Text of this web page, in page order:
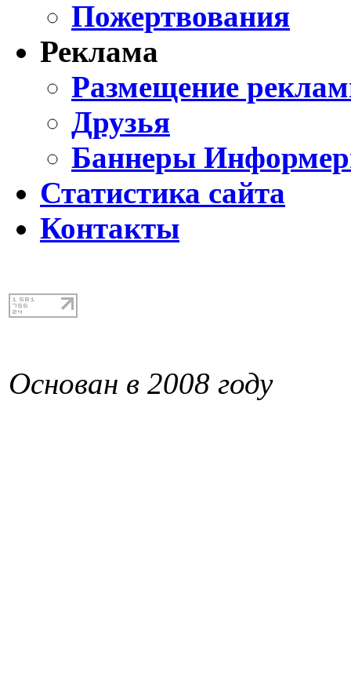
Пожертвования
Реклама
Размещение
Друзья
Баннеры
Статистика сайта
Контакты
Основан в 2008 году